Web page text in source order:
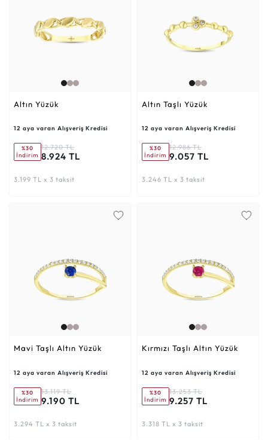
Altın Yüzük
12 aya varan Alışveriş Kredisi
%30
İndirim
12.720 TL
8.924 TL
3.199 TL x 3 taksit
Altın Taşlı Yüzük
12 aya varan Alışveriş Kredisi
%30
İndirim
12.986 TL
9.057 TL
3.246 TL x 3 taksit
Mavi Taşlı Altın Yüzük
12 aya varan Alışveriş Kredisi
%30
İndirim
13.119 TL
9.190 TL
3.294 TL x 3 taksit
Kırmızı Taşlı Altın Yüzük
12 aya varan Alışveriş Kredisi
%30
İndirim
13.253 TL
9.257 TL
3.318 TL x 3 taksit